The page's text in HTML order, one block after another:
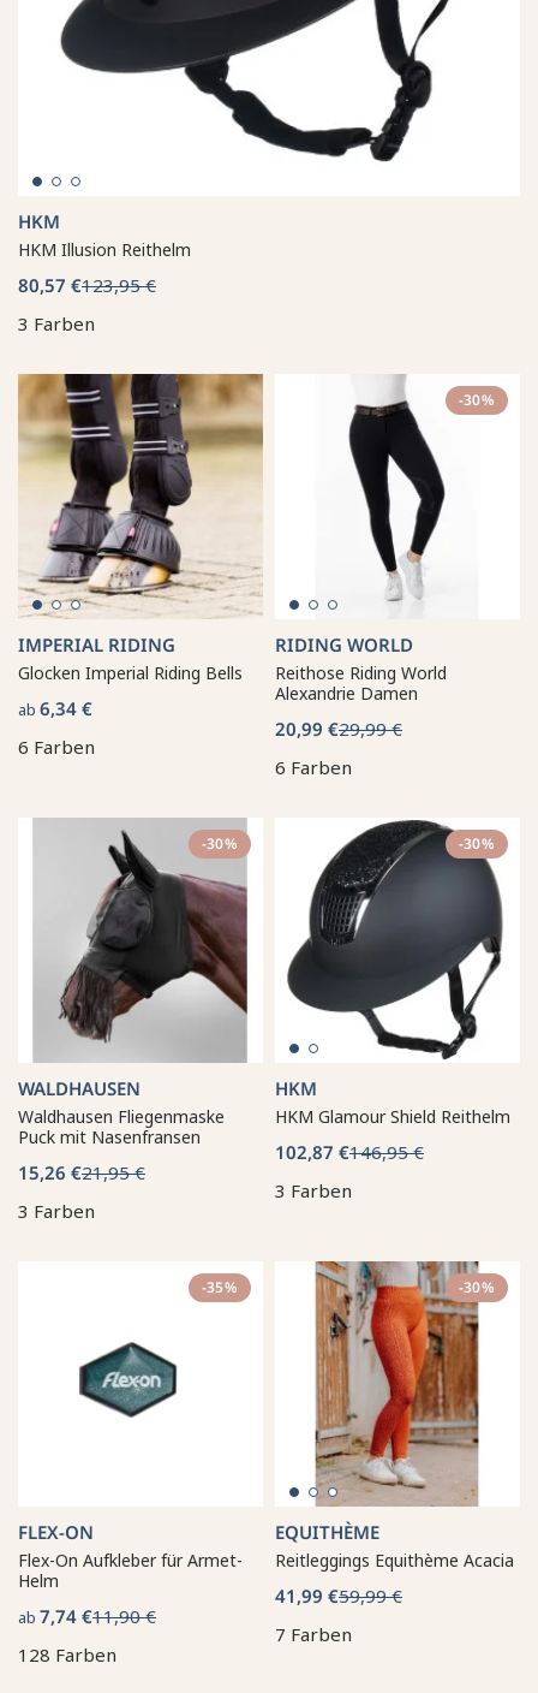
HKM
HKM Illusion Reithelm
80,57 €123,95 €
3 Farben
IMPERIAL RIDING
Glocken Imperial Riding Bells
ab 6,34 €
6 Farben
-30%
RIDING WORLD
Reithose Riding World
Alexandrie Damen
20,99 €29,99 €
6 Farben
-30%
WALDHAUSEN
Waldhausen Fliegenmaske
Puck mit Nasenfransen
15,26 €21,95 €
3 Farben
-30%
HKM
HKM Glamour Shield Reithelm
102,87 €146,95 €
3 Farben
-35%
FLEX-ON
Flex-On Aufkleber für Armet-
Helm
ab 7,74 €11,90 €
128 Farben
-30%
EQUITHÈME
Reitleggings Equithème Acacia
41,99 €59,99 €
7 Farben